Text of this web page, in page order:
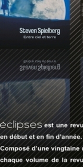
SIBYL
(JUSTINE
PAR
(AGNÈS